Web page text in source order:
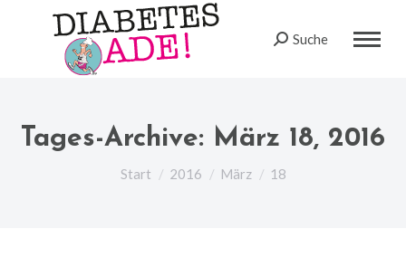
Search:
Suche
Tages-Archive: März 18, 2016
Sie befinden sich hier:
Start 2016 März 18